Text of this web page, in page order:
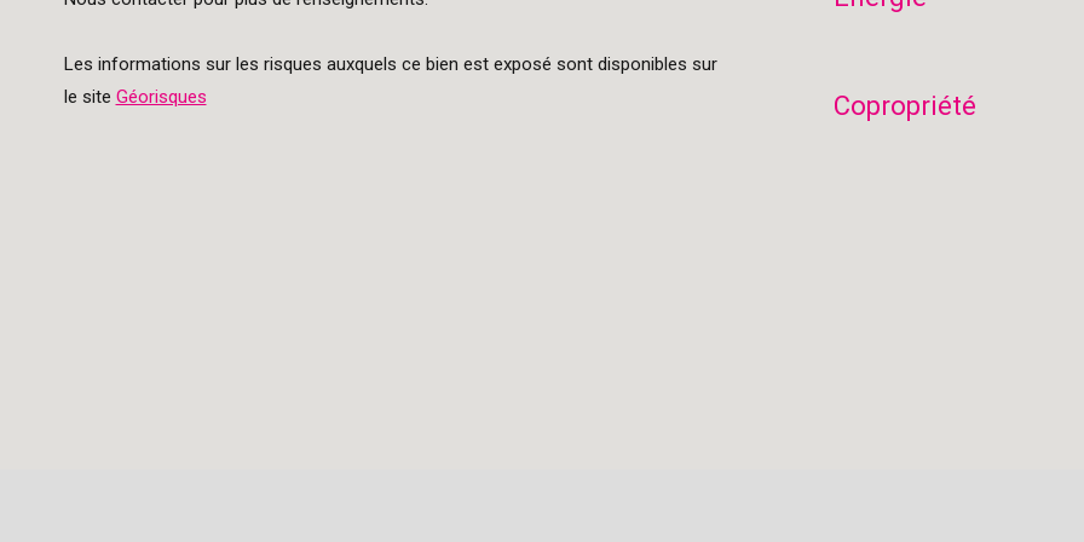
Les informations sur les risques auxquels ce bien est exposé sont disponibles sur
le site Géorisques Copropriété